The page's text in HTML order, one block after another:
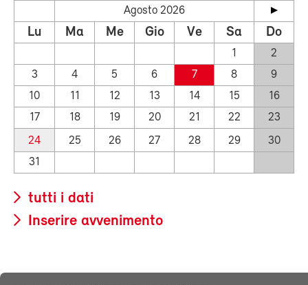
Agosto 2026
Lu Ma Me Gio Ve Sa Do
1
2
3
4 5 6 7 8
9
10
11 12 13 14 15
16
17
18 19 20 21 22
23
24
25 26 27 28 29
30
31
tutti i dati
Inserire avvenimento